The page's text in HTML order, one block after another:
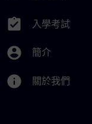
assignment_turned_in 入學考試
account_circle 簡介
info 關於我們